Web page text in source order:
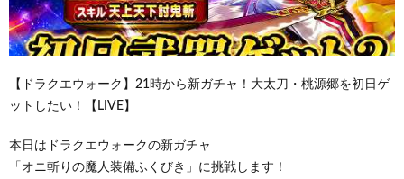
【ドラクエウォーク】21時から新ガチャ！大太刀・桃源郷を初日ゲ
ットしたい！【LIVE】
本日はドラクエウォークの新ガチャ
「オニ斬りの魔人装備ふくびき」に挑戦します！